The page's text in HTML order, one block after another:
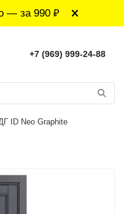
— за 990 ₽
+7 (969) 999-24-88
ID Neo Graphite